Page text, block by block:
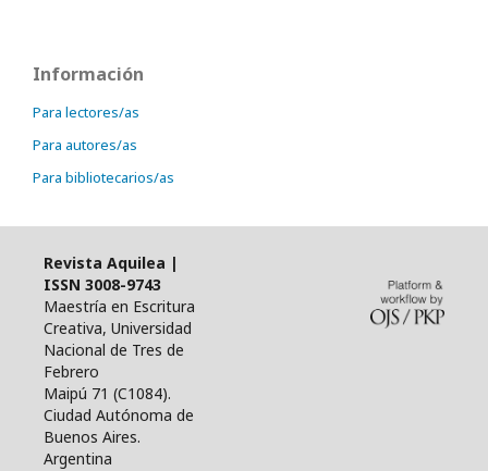
Información
Para lectores/as
Para autores/as
Para bibliotecarios/as
Revista Aquilea |
ISSN 3008-9743
Maestría en Escritura
Creativa, Universidad
Nacional de Tres de
Febrero
Maipú 71 (C1084).
Ciudad Autónoma de
Buenos Aires.
Argentina